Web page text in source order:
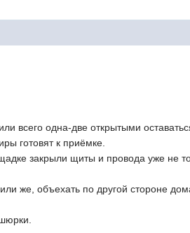
всего одна-две открытыми
готовят к приёмке.
закрыли щиты и провода уже не
же, объехать по другой стороне